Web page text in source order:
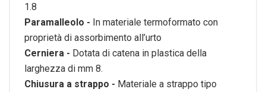
1.8
Paramalleolo - In materiale termoformato con
proprietà di assorbimento all’urto
Cerniera - Dotata di catena in plastica della
larghezza di mm 8.
Chiusura a strappo - Materiale a strappo tipo